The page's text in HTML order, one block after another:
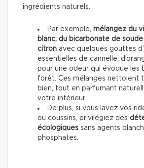
ingrédients naturels.
Par exemple, mélangez du
blanc, du bicarbonate de
citron avec quelques gouttes
essentielles de cannelle,
pour une odeur qui évoque les
forêt. Ces mélanges nettoient
bien, tout en parfumant
votre intérieur.
De plus, si vous lavez vos
ou coussins, privilégiez des
écologiques sans agents
phosphates.